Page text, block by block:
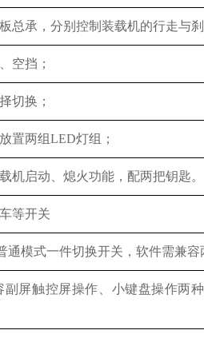
总承，分别控制装载机的行走与刹
空挡；
切换；
置两组LED灯组；
机启动、熄火功能，配两把钥匙。
等开关
通模式一件切换开关，软件需兼容
屏触控屏操作、小键盘操作两